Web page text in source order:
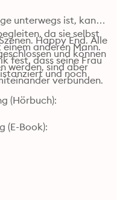
unterwegs ist, kann
da sie selbst
anderen Mann.
fest, dass seine Frau
und noch
Happy End. Alle
und können
werden, sind aber
verbunden.
(Hörbuch):
(E-Book):